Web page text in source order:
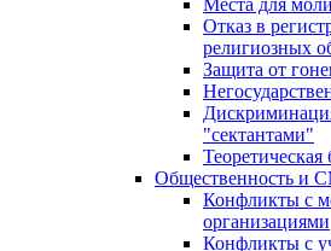
Места для
Отказ в
религиозных
Защита от
"сектантами"
Теоретическая
Общественность и
Конфликты с
организациями
Конфликты с